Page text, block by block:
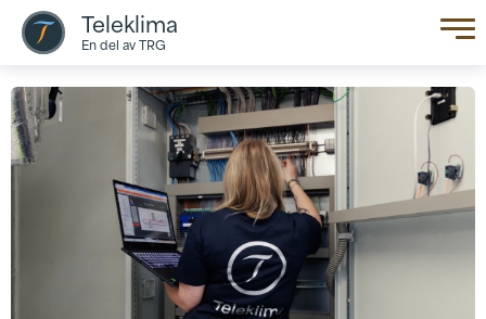
Teleklima
En del av TRG